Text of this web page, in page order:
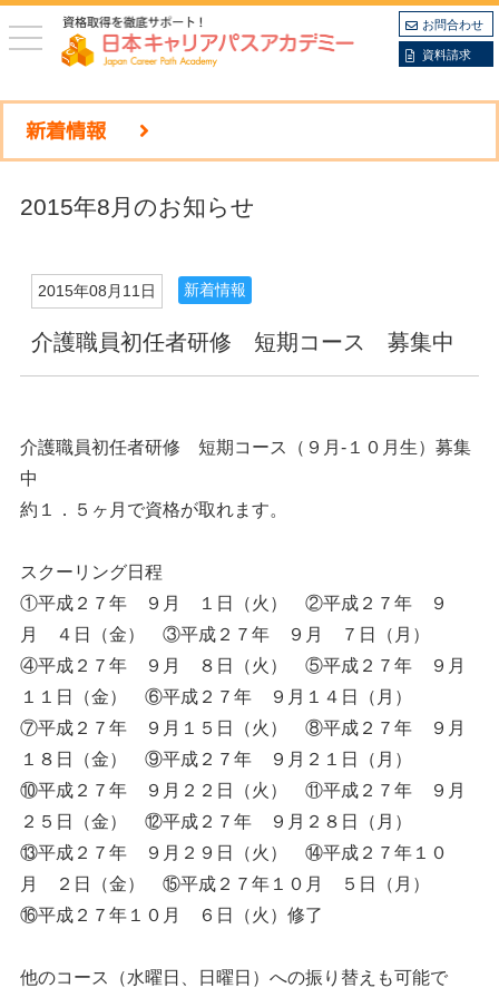
toggle
navigation
お問合わせ
資料請求
新着情報
2015年8月のお知らせ
2015年08月11日 新着情報
介護職員初任者研修 短期コース 募集中
介護職員初任者研修 短期コース（９月-１０月生）募集
中
約１．５ヶ月で資格が取れます。
スクーリング日程
①平成２７年 ９月 １日（火） ②平成２７年 ９
月 ４日（金） ③平成２７年 ９月 ７日（月）
④平成２７年 ９月 ８日（火） ⑤平成２７年 ９月
１１日（金） ⑥平成２７年 ９月１４日（月）
⑦平成２７年 ９月１５日（火） ⑧平成２７年 ９月
１８日（金） ⑨平成２７年 ９月２１日（月）
⑩平成２７年 ９月２２日（火） ⑪平成２７年 ９月
２５日（金） ⑫平成２７年 ９月２８日（月）
⑬平成２７年 ９月２９日（火） ⑭平成２７年１０
月 ２日（金） ⑮平成２７年１０月 ５日（月）
⑯平成２７年１０月 ６日（火）修了
他のコース（水曜日、日曜日）への振り替えも可能で